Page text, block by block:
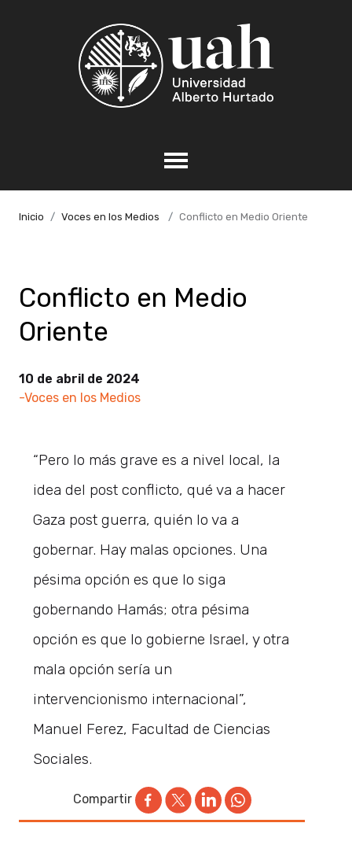
Inicio Voces en los Medios Conflicto en Medio Oriente
Conflicto en Medio
Oriente
10 de abril de 2024
-Voces en los Medios
“Pero lo más grave es a nivel local, la
idea del post conflicto, qué va a hacer
Gaza post guerra, quién lo va a
gobernar. Hay malas opciones. Una
pésima opción es que lo siga
gobernando Hamás; otra pésima
opción es que lo gobierne Israel, y otra
mala opción sería un
intervencionismo internacional”,
Manuel Ferez, Facultad de Ciencias
Sociales.
Compartir